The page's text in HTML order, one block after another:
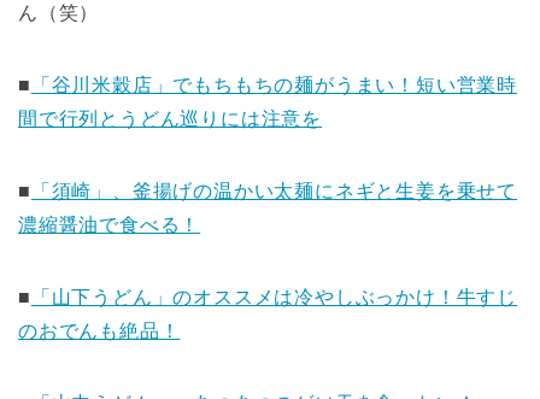
ん（笑）
■
「谷川米穀店」でもちもちの麺がうまい！短い営業時
間で行列とうどん巡りには注意を
■
「須崎」、釜揚げの温かい太麺にネギと生姜を乗せて
濃縮醤油で食べる！
■
「山下うどん」のオススメは冷やしぶっかけ！牛すじ
のおでんも絶品！